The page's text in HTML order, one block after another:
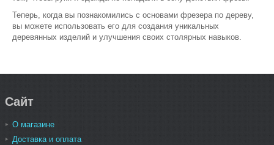
Теперь, когда вы познакомились с основами фрезера по дереву,
вы можете использовать его для создания уникальных
деревянных изделий и улучшения своих столярных навыков.
Сайт
О магазине
Доставка и оплата